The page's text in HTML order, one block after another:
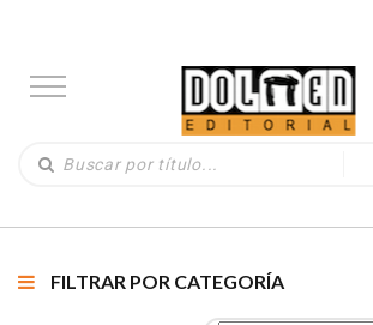
FILTRAR POR CATEGORÍA